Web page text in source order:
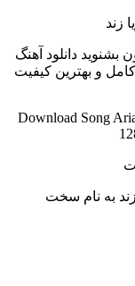
زند
دانلود آهنگ
و بهترین کیفیت
Download Song
زند به نام سخت